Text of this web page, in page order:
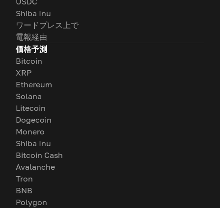
Shiba Inu
ワードプレス上で
電報経由
価格予測
Bitcoin
XRP
Ethereum
Solana
Litecoin
Dogecoin
Monero
Shiba Inu
Bitcoin Cash
Avalanche
Tron
BNB
Polygon